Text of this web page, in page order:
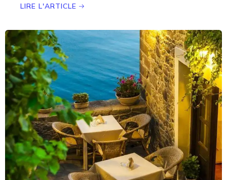
LIRE L'ARTICLE